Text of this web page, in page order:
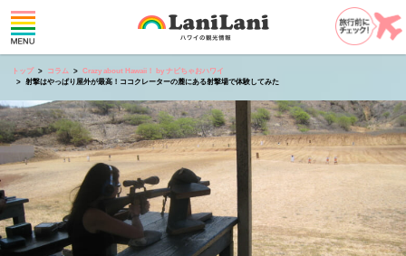
トップ コラム
Crazy about Hawaii！ by ナビちゃおハワイ
射撃はやっぱり屋外が最高！ココクレーターの麓にある射撃場で体験してみた